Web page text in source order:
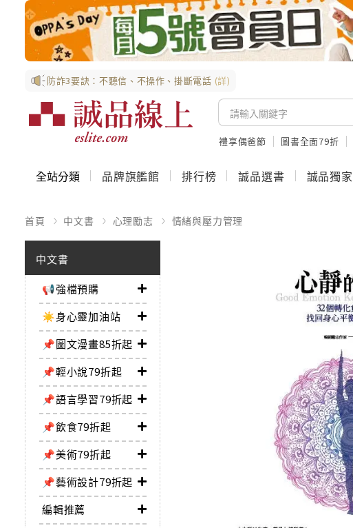
防詐3要訣：不聽信、不操作、掛斷電話 (詳)
禮享偶爸節 圖書全面79折
全站分類 品牌旗艦館 排行榜 誠品選書 誠品獨家
首頁 中文書 心理勵志 情緒與壓力管理
中文書
📢強檔預購
☀️身心靈加油站
📌圖文漫畫85折起
📌輕小說79折起
📌語言學習79折起
📌飲食79折起
📌美術79折起
📌藝術設計79折起
編輯推薦